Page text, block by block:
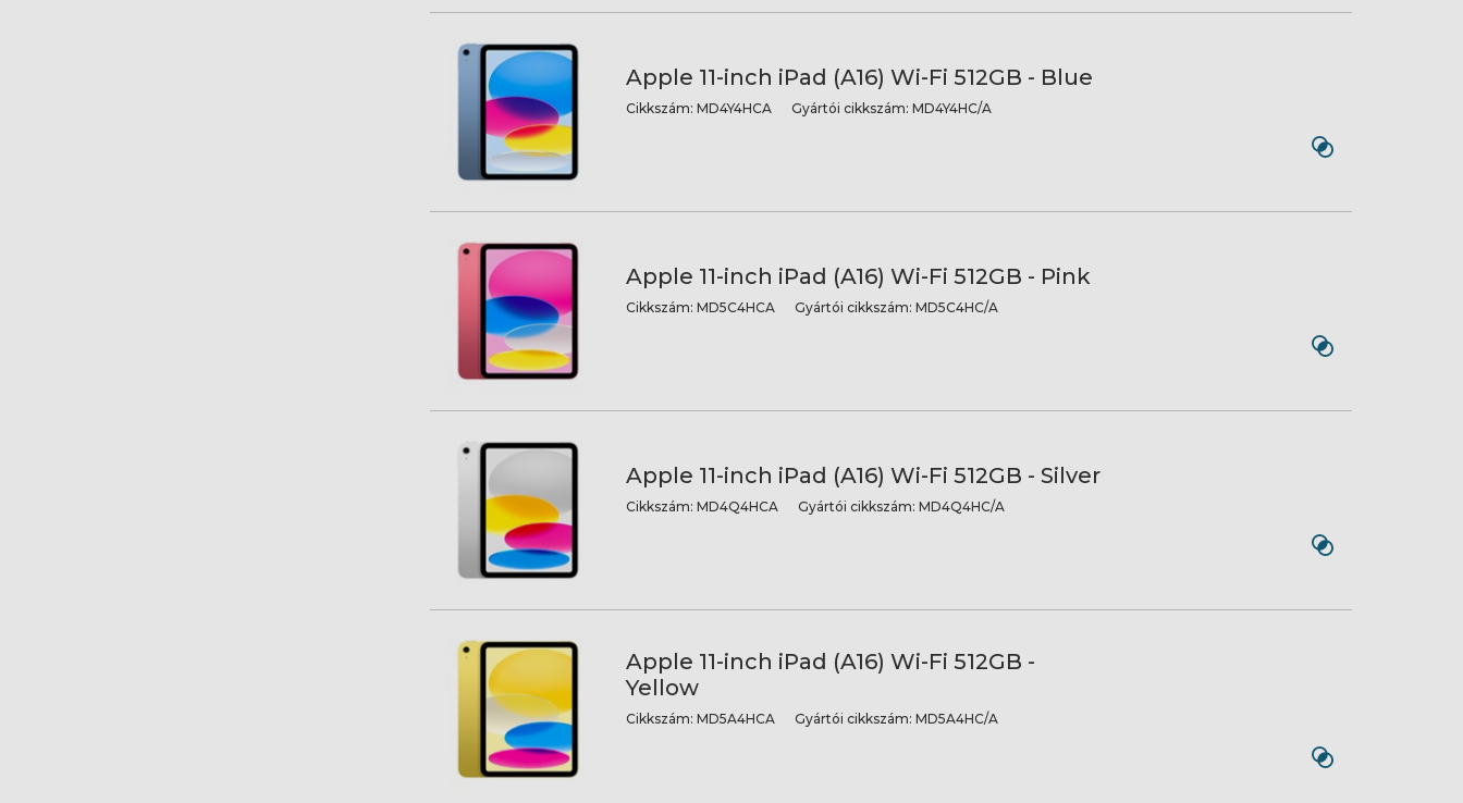
Apple 11-inch iPad (A16) Wi-Fi 512GB - Blue
Cikkszám: MD4Y4HCA Gyártói cikkszám: MD4Y4HC/A
Apple 11-inch iPad (A16) Wi-Fi 512GB - Pink
Cikkszám: MD5C4HCA Gyártói cikkszám: MD5C4HC/A
Apple 11-inch iPad (A16) Wi-Fi 512GB - Silver
Cikkszám: MD4Q4HCA Gyártói cikkszám: MD4Q4HC/A
Apple 11-inch iPad (A16) Wi-Fi 512GB -
Yellow
Cikkszám: MD5A4HCA Gyártói cikkszám: MD5A4HC/A